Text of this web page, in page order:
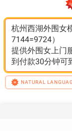
杭州西湖外围女
7144=9724）
提供外围女上门
到付款30分钟可
NATURAL